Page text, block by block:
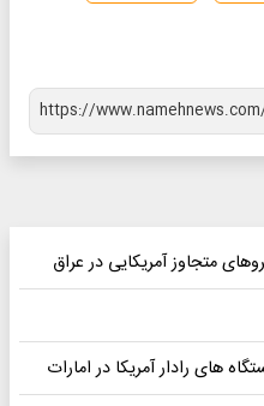
متجاوز آمریکایی در عراق
های رادار آمریکا در امارات